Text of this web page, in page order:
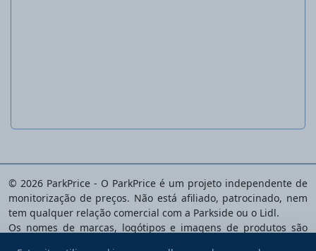
© 2026 ParkPrice - O ParkPrice é um projeto independente de
monitorização de preços. Não está afiliado, patrocinado, nem
tem qualquer relação comercial com a Parkside ou o Lidl.
Os nomes de marcas, logótipos e imagens de produtos são